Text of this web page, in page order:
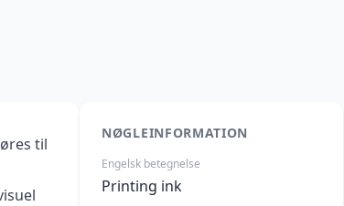
til
NØGLEINFORMATION
Engelsk betegnelse
Printing ink